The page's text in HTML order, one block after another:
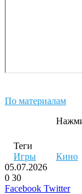
По материалам
Теги
Игры
Кино
05.07.2026
0 30
Facebook Twitter